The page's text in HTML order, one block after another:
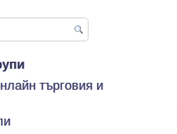
търговия и